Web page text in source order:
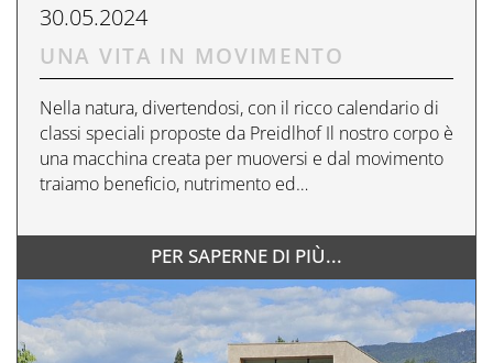
30.05.2024
UNA VITA IN MOVIMENTO
Nella natura, divertendosi, con il ricco calendario di
classi speciali proposte da Preidlhof Il nostro corpo è
una macchina creata per muoversi e dal movimento
traiamo beneficio, nutrimento ed…
PER SAPERNE DI PIÙ...